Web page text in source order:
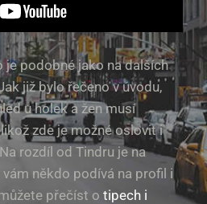
je podobné jako na dalších
již bylo řečeno v úvodu,
u holek a žen musí
zde je možné oslovit i
rozdíl od Tindru je na
někdo podívá na profil i
přečíst o tipech i